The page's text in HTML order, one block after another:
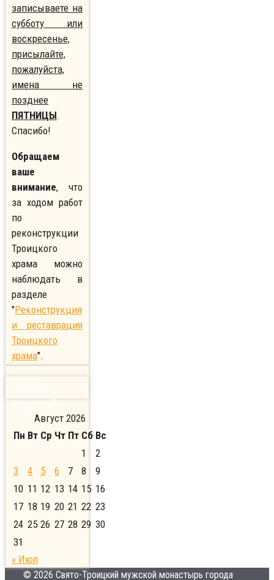
записываете на
субботу или
воскресенье,
присылайте,
пожалуйста,
имена не
позднее
ПЯТНИЦЫ.
Спасибо!
Обращаем
ваше
внимание, что
за ходом работ
по
реконструкции
Троицкого
храма можно
наблюдать в
разделе
"Реконструкция
и реставрация
Троицкого
храма".
новостей
Август 2026
Пн Вт Ср Чт Пт Сб Вс
1
2
3
4 5 6 7 8
9
10 11 12 13 14 15 16
17 18 19 20 21 22 23
24 25 26 27 28 29 30
31
« Июл
© 2026 Свято-Троицкий мужской монастырь города